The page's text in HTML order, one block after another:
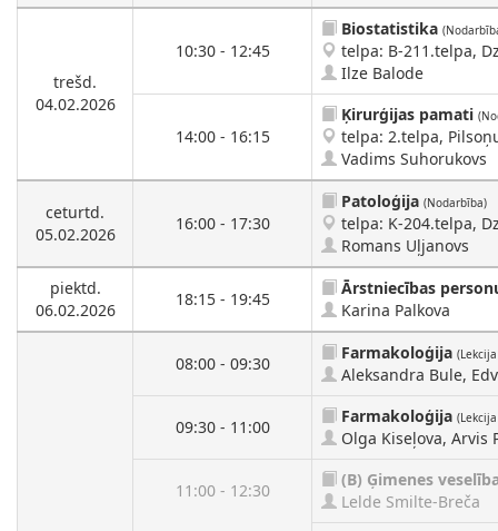
trešd.
04.02.2026
10:30 - 12:45
Biostatistika
telpa: B-211.telpa,
Ilze Balode
14:00 - 16:15
Ķirurģijas pamati
telpa: 2.telpa,
Vadims Suhorukovs
ceturtd.
05.02.2026
16:00 - 17:30
Patoloģija (Nodarbība)
telpa: K-204.telpa,
Romans Uļjanovs
piektd.
06.02.2026
18:15 - 19:45
Ārstniecības
Karina Palkova
08:00 - 09:30
Farmakoloģija
Aleksandra Bule,
09:30 - 11:00
Farmakoloģija
Olga Kiseļova, Arvis
11:00 - 12:30
(B) Ģimenes
Lelde Smilte-Breča